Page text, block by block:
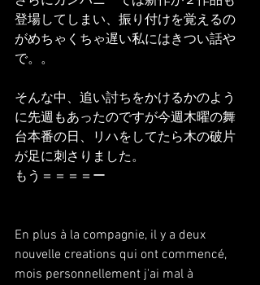
登場してしまい、振り付けを覚えるの
がめちゃくちゃ遅い私にはきつい話や
で。。
そんな中、追い討ちをかけるかのよう
に先週もあったのですが今週木曜の舞
台本番の日、リハをしてたら木の破片
が足に刺さりました。
もう＝＝＝＝ー
En plus à la compagnie, il y a deux
nouvelle creations qui ont commencé,
mois personnellement j'ai mal à